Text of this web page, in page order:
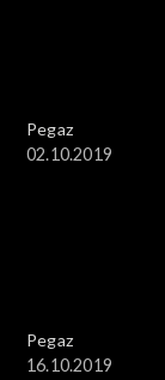
Pegaz
02.10.2019
Pegaz
16.10.2019